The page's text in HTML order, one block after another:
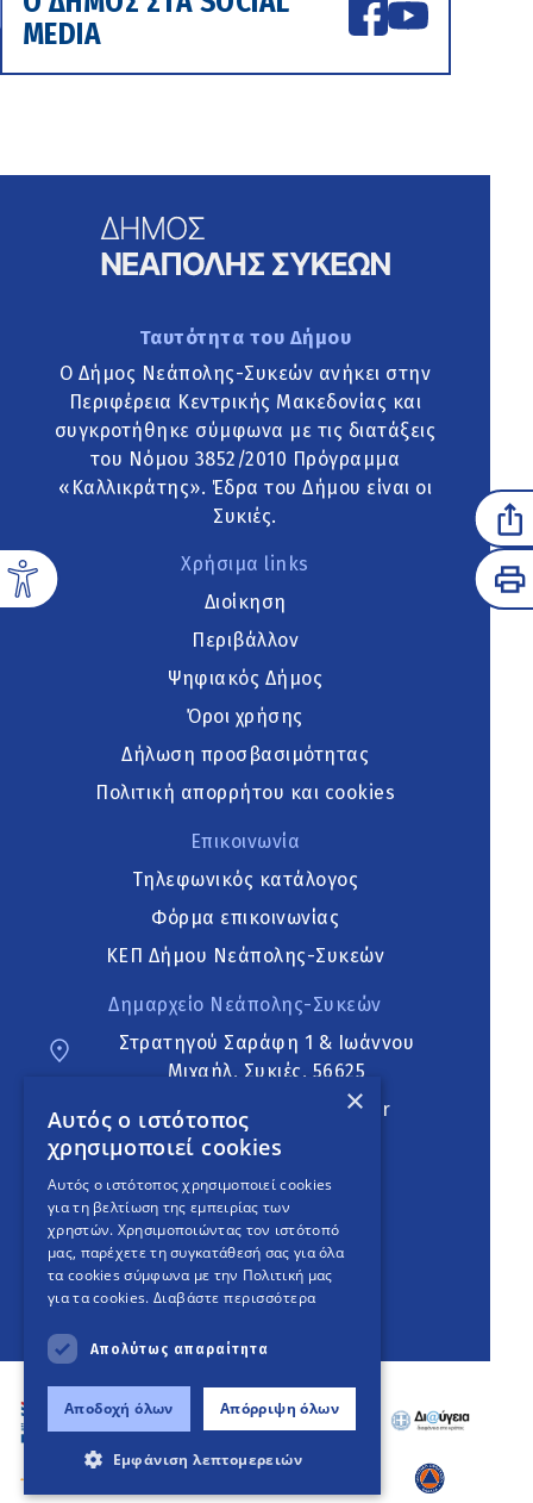
MEDIA
Ταυτότητα του Δήμου
Ο Δήμος Νεάπολης-Συκεών ανήκει στην
Περιφέρεια Κεντρικής Μακεδονίας και
συγκροτήθηκε σύμφωνα με τις διατάξεις
του Νόμου 3852/2010 Πρόγραμμα
«Καλλικράτης». Έδρα του Δήμου είναι οι
Συκιές.
Χρήσιμα links
Διοίκηση
Περιβάλλον
Ψηφιακός Δήμος
Όροι χρήσης
Δήλωση προσβασιμότητας
Πολιτική απορρήτου και cookies
Επικοινωνία
Τηλεφωνικός κατάλογος
Φόρμα επικοινωνίας
ΚΕΠ Δήμου Νεάπολης-Συκεών
Δημαρχείο Νεάπολης-Συκεών
Στρατηγού Σαράφη 1 & Ιωάννου
Μιχαήλ, Συκιές, 56625
neapoli.sykies@ddt.gov.gr
Ακολουθήστε
English Version
An project
×
Αυτός ο ιστότοπος
χρησιμοποιεί cookies
Αυτός ο ιστότοπος χρησιμοποιεί cookies
για τη βελτίωση της εμπειρίας των
χρηστών. Χρησιμοποιώντας τον ιστότοπό
μας, παρέχετε τη συγκατάθεσή σας για όλα
τα cookies σύμφωνα με την Πολιτική μας
για τα cookies. Διαβάστε περισσότερα
Απολύτως απαραίτητα
Αποδοχή όλων Απόρριψη όλων
Εμφάνιση λεπτομερειών